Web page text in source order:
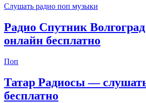
Слушать радио поп музыки
Радио Спутник
онлайн бесплатно
Поп
Татар Радиосы —
бесплатно